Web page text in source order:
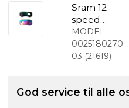
Sram 12
speed
powerlock
samleled 1
stk
MODEL:
0025180270
03 (21619)
God service til alle